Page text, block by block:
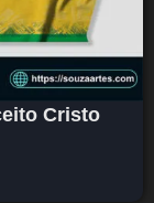
Cristo